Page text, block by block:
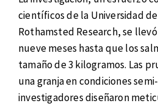
científicos de la Universidad
Rothamsted Research, se
nueve meses hasta que los
tamaño de 3 kilogramos. Las
una granja en condiciones
investigadores diseñaron